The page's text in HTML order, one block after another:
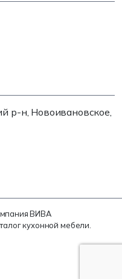
р-н, Новоивановское,
ВИВА
кухонной мебели.